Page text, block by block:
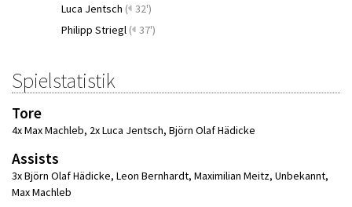
Luca Jentsch ( 32')
Philipp Striegl ( 37')
Spielstatistik
Tore
4x Max Machleb, 2x Luca Jentsch, Björn Olaf Hädicke
Assists
3x Björn Olaf Hädicke, Leon Bernhardt, Maximilian Meitz, Unbekannt,
Max Machleb